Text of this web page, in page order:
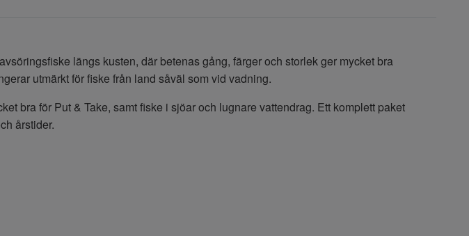
längs kusten, där betenas gång, färger och storlek ger mycket bra
utmärkt för fiske från land såväl som vid vadning.
bra för Put & Take, samt fiske i sjöar och lugnare vattendrag. Ett komplett paket
årstider.